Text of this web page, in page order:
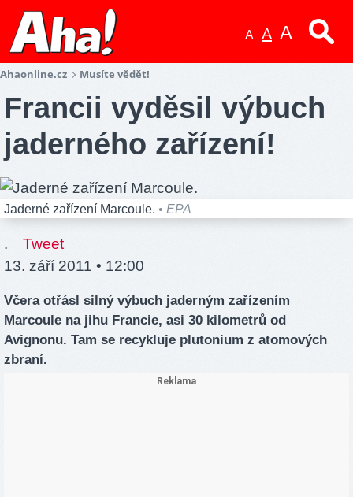
A A A
Ahaonline.cz Musíte vědět!
Francii vyděsil výbuch
jaderného zařízení!
Jaderné zařízení Marcoule. • EPA
.
Tweet
13. září 2011 • 12:00
Včera otřásl silný výbuch jaderným zařízením
Marcoule na jihu Francie, asi 30 kilometrů od
Avignonu. Tam se recykluje plutonium z atomových
zbraní.